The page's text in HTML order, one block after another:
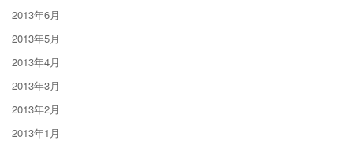
2013年6月
2013年5月
2013年4月
2013年3月
2013年2月
2013年1月